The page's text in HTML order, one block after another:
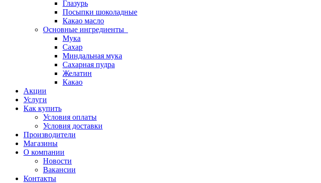
Глазурь
Посыпки шоколадные
Какао масло
Основные ингредиенты
Мука
Сахар
Миндальная мука
Сахарная пудра
Желатин
Какао
Акции
Услуги
Как купить
Условия оплаты
Условия доставки
Производители
Магазины
О компании
Новости
Вакансии
Контакты